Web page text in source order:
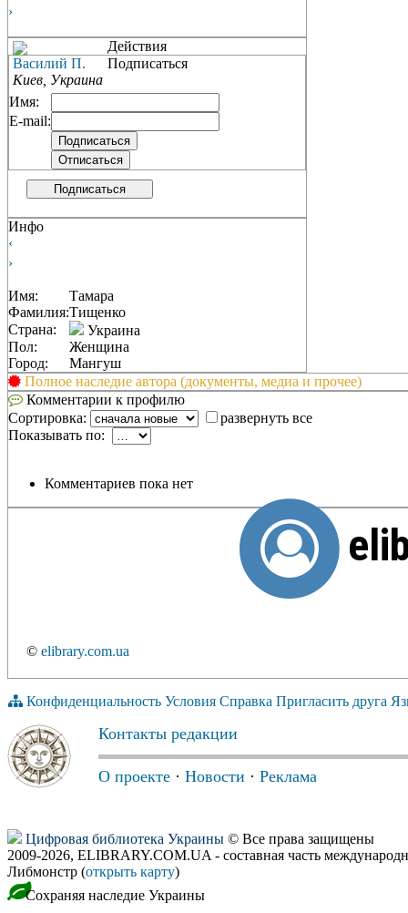
›
Василий П.
Киев, Украина
Действия
Подписаться
Имя:
E-mail:
Подписаться
Инфо
‹
›
Имя:
Тамара
Фамилия:Тищенко
Страна:
Украина
Пол:
Женщина
Город:
Мангуш
Полное наследие автора (документы, медиа и прочее)
Комментарии к профилю
Сортировка:
развернуть все
Показывать по:
Комментариев пока нет
© elibrary.com.ua
Конфиденциальность Условия Справка Пригласить друга
Контакты редакции
О проекте · Новости · Реклама
Цифровая библиотека Украины © Все права защищены
2009-2026, ELIBRARY.COM.UA - составная часть
Либмонстр (открыть карту)
Сохраняя наследие Украины